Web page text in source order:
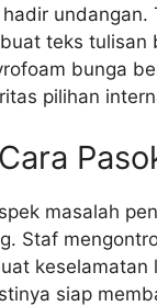
teks
bunga
pilihan
masalah
Staf
siap